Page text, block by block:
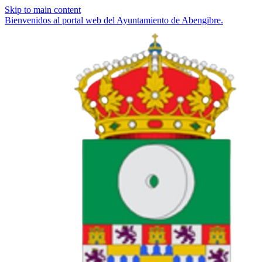
Skip to main content
Bienvenidos al portal web del Ayuntamiento de Abengibre.